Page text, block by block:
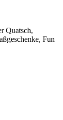
Quatsch,
Fun